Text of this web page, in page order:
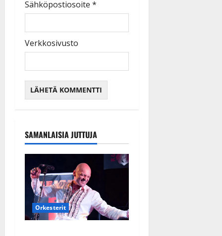
Sähköpostiosoite *
Verkkosivusto
SAMANLAISIA JUTTUJA
Orkesterit